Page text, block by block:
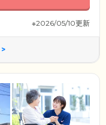
※2026/05/10更新